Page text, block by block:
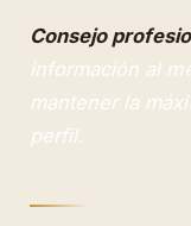
Consejo
información al
mantener la
perfil.